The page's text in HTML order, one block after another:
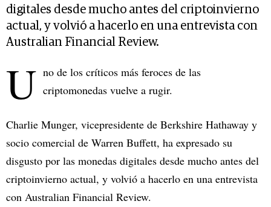
digitales desde mucho antes del criptoinvierno
actual, y volvió a hacerlo en una entrevista con
Australian Financial Review.
U no de los críticos más feroces de las
criptomonedas vuelve a rugir.
Charlie Munger, vicepresidente de Berkshire Hathaway y
socio comercial de Warren Buffett, ha expresado su
disgusto por las monedas digitales desde mucho antes del
criptoinvierno actual, y volvió a hacerlo en una entrevista
con Australian Financial Review.